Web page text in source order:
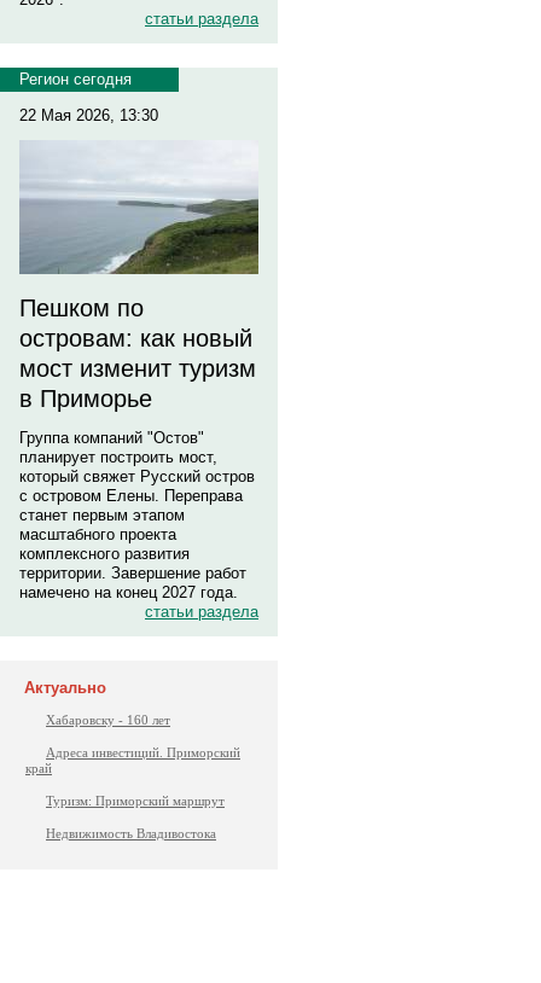
статьи раздела
Регион сегодня
22 Мая 2026, 13:30
Пешком по
островам: как новый
мост изменит туризм
в Приморье
Группа компаний "Остов"
планирует построить мост,
который свяжет Русский остров
с островом Елены. Переправа
станет первым этапом
масштабного проекта
комплексного развития
территории. Завершение работ
намечено на конец 2027 года.
статьи раздела
Актуально
Хабаровску - 160 лет
Адреса инвестиций. Приморский
край
Туризм: Приморский маршрут
Недвижимость Владивостока